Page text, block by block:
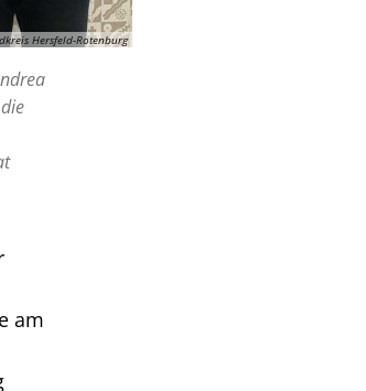
Hersfeld-Rotenburg
am